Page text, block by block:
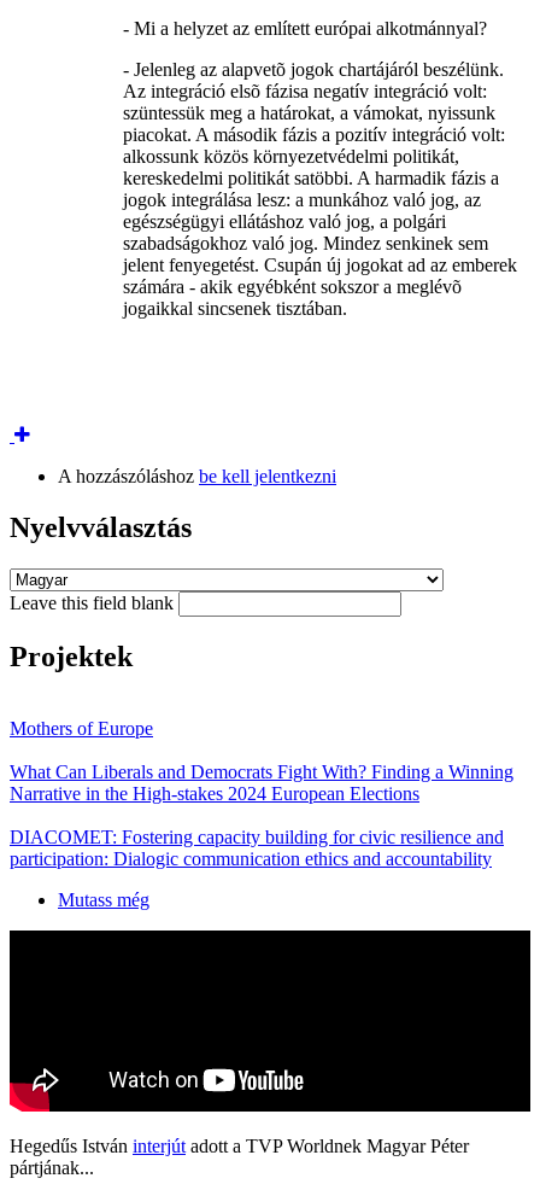
- Mi a helyzet az említett európai alkotmánnyal?
- Jelenleg az alapvetõ jogok chartájáról beszélünk.
Az integráció elsõ fázisa negatív integráció volt:
szüntessük meg a határokat, a vámokat, nyissunk
piacokat. A második fázis a pozitív integráció volt:
alkossunk közös környezetvédelmi politikát,
kereskedelmi politikát satöbbi. A harmadik fázis a
jogok integrálása lesz: a munkához való jog, az
egészségügyi ellátáshoz való jog, a polgári
szabadságokhoz való jog. Mindez senkinek sem
jelent fenyegetést. Csupán új jogokat ad az emberek
számára - akik egyébként sokszor a meglévõ
jogaikkal sincsenek tisztában.
A hozzászóláshoz be kell jelentkezni
Nyelvválasztás
Leave this field blank
Projektek
Mothers of Europe
What Can Liberals and Democrats Fight With? Finding a Winning
Narrative in the High-stakes 2024 European Elections
DIACOMET: Fostering capacity building for civic resilience and
participation: Dialogic communication ethics and accountability
Mutass még
Hegedűs István interjútadott a TVP Worldnek Magyar Péter
pártjának...